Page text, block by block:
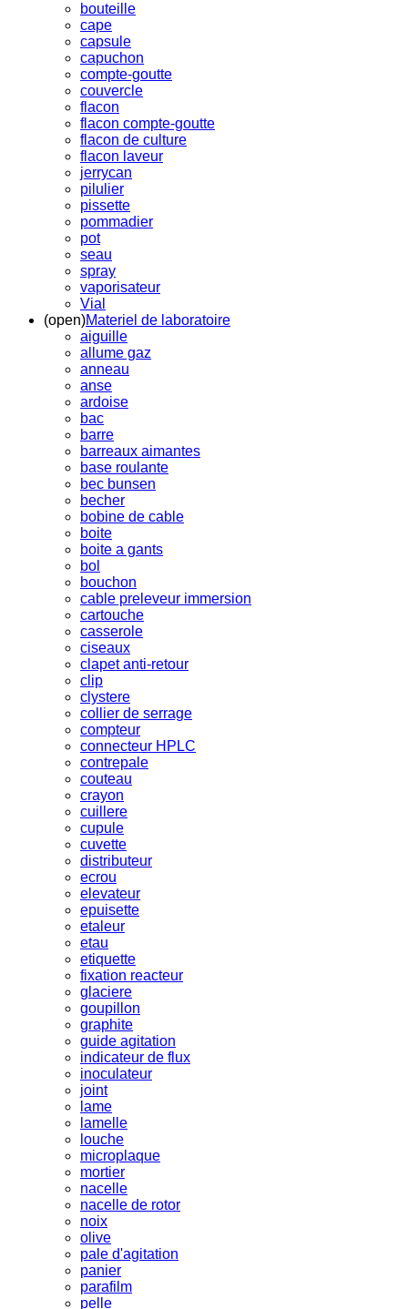
bouteille
cape
capsule
capuchon
compte-goutte
couvercle
flacon
flacon compte-goutte
flacon de culture
flacon laveur
jerrycan
pilulier
pissette
pommadier
pot
seau
spray
vaporisateur
Vial
(open)Materiel de laboratoire
aiguille
allume gaz
anneau
anse
ardoise
bac
barre
barreaux aimantes
base roulante
bec bunsen
becher
bobine de cable
boite
boite a gants
bol
bouchon
cable preleveur immersion
cartouche
casserole
ciseaux
clapet anti-retour
clip
clystere
collier de serrage
compteur
connecteur HPLC
contrepale
couteau
crayon
cuillere
cupule
cuvette
distributeur
ecrou
elevateur
epuisette
etaleur
etau
etiquette
fixation reacteur
glaciere
goupillon
graphite
guide agitation
indicateur de flux
inoculateur
joint
lame
lamelle
louche
microplaque
mortier
nacelle
nacelle de rotor
noix
olive
pale d'agitation
panier
parafilm
pelle